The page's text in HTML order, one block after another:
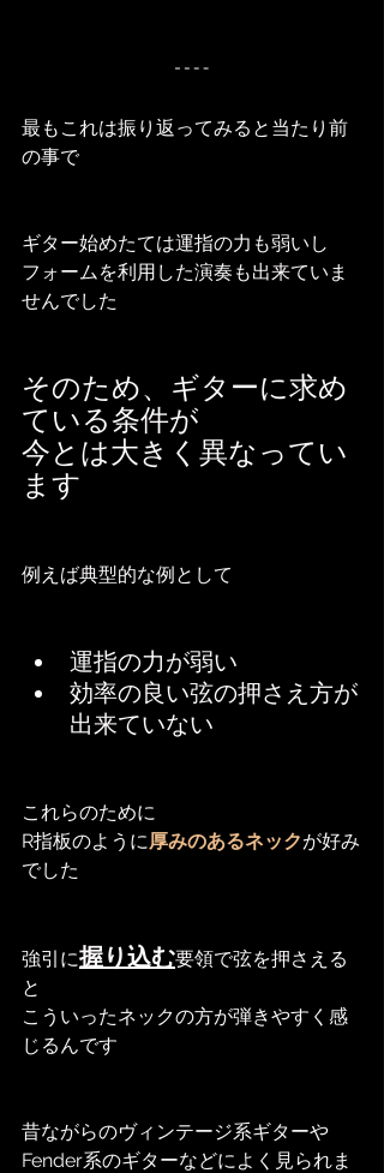
最もこれは振り返ってみると当たり前
の事で
ギター始めたては運指の力も弱いし
フォームを利用した演奏も出来ていま
せんでした
そのため、ギターに求め
ている条件が
今とは大きく異なってい
ます
例えば典型的な例として
運指の力が弱い
効率の良い弦の押さえ方が
出来ていない
これらのために
R指板のように厚みのあるネックが好み
でした
強引に握り込む要領で弦を押さえる
と
こういったネックの方が弾きやすく感
じるんです
昔ながらのヴィンテージ系ギターや
Fender系のギターなどによく見られま